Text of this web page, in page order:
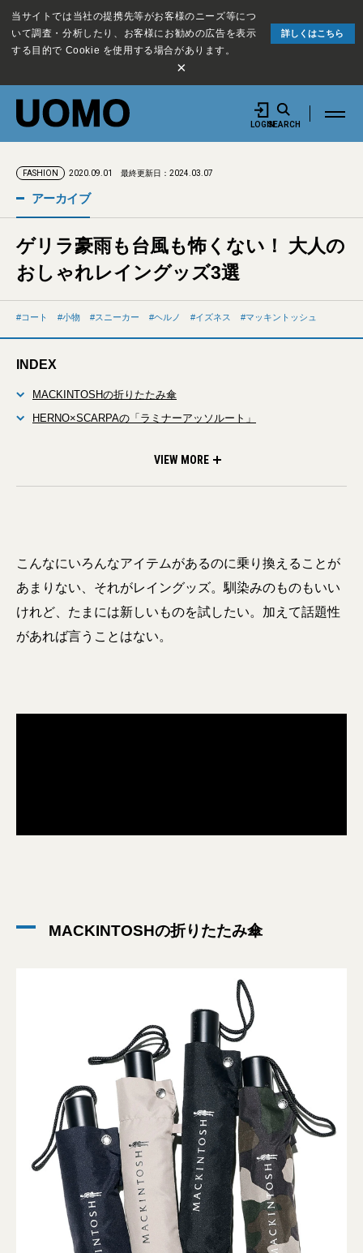
当サイトでは当社の提携先等がお客様のニーズ等につ
いて調査・分析したり、お客様にお勧めの広告を表示
する目的で Cookie を使用する場合があります。
詳しくはこちら
×
LOGINSEARCH
FASHION 2020.09.01 最終更新日：2024.03.07
アーカイブ
ゲリラ豪雨も台風も怖くない！ 大人の
おしゃれレイングッズ3選
コート 小物 スニーカー ヘルノ イズネス マッキントッシュ
INDEX
MACKINTOSHの折りたたみ傘
HERNO×SCARPAの「ラミナーアッソルート」
VIEW MORE
こんなにいろんなアイテムがあるのに乗り換えることが
あまりない、それがレイングッズ。馴染みのものもいい
けれど、たまには新しいものを試したい。加えて話題性
があれば言うことはない。
MACKINTOSHの折りたたみ傘